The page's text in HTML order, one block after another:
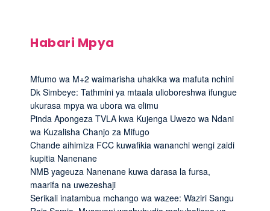
Habari Mpya
Mfumo wa M+2 waimarisha uhakika wa mafuta nchini
Dk Simbeye: Tathmini ya mtaala ulioboreshwa ifungue
ukurasa mpya wa ubora wa elimu
Pinda Apongeza TVLA kwa Kujenga Uwezo wa Ndani
wa Kuzalisha Chanjo za Mifugo
Chande aihimiza FCC kuwafikia wananchi wengi zaidi
kupitia Nanenane
NMB yageuza Nanenane kuwa darasa la fursa,
maarifa na uwezeshaji
Serikali inatambua mchango wa wazee: Waziri Sangu